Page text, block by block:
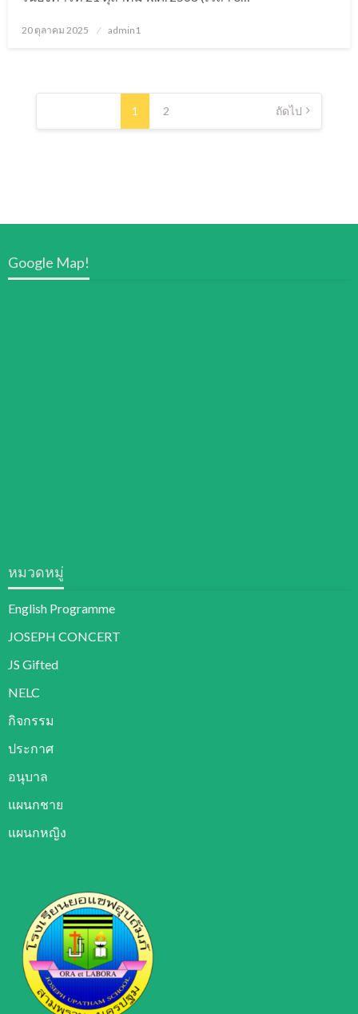
Posted
20 ตุลาคม 2025 admin1
แนะแนว
1 2 ถัดไป
Google Map!
หมวดหมู่
English Programme
JOSEPH CONCERT
JS Gifted
NELC
กิจกรรม
ประกาศ
อนุบาล
แผนกชาย
แผนกหญิง